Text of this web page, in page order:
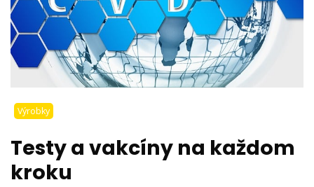
Výrobky
Testy a vakcíny na každom
kroku